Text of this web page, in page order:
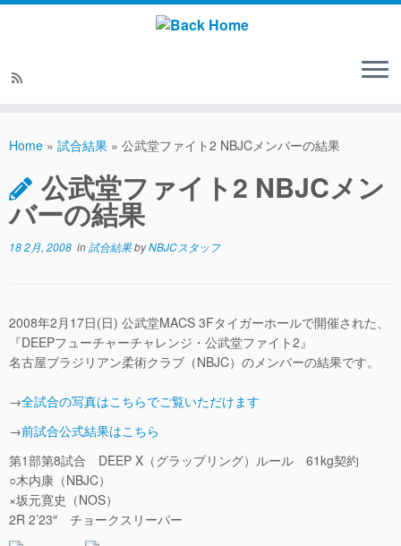
Home » 試合結果 » 公武堂ファイト2 NBJCメンバーの結果
公武堂ファイト2 NBJCメン
バーの結果
18 2月, 2008 in試合結果byNBJCスタッフ
2008年2月17日(日) 公武堂MACS 3Fタイガーホールで開催された、
『DEEPフューチャーチャレンジ・公武堂ファイト2』
名古屋ブラジリアン柔術クラブ（NBJC）のメンバーの結果です。
→全試合の写真はこちらでご覧いただけます
→前試合公式結果はこちら
第1部第8試合 DEEP X（グラップリング）ルール 61kg契約
○木内康（NBJC）
×坂元寛史（NOS）
2R 2’23″ チョークスリーパー